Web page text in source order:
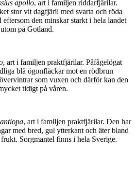
apollo, art i familjen riddarfjärilar.
stor vit dagfjäril med svarta och röda
den minskar starkt i hela landet
utom på Gotland.
, art i familjen praktfjärilar. Påfågelögat
blå ögonfläckar mot en rödbrun
som vuxen och därför kan den
tidigt på våren.
, art i familjen praktfjärilar. Den har
med bred, gul ytterkant och äter bland
Sorgmantel finns i hela Sverige.